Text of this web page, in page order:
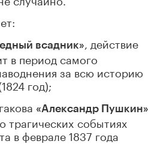
всадник»
, действие
в период самого
за всю историю
год);
«Александр Пушкин»
трагических событиях
в феврале 1837 года